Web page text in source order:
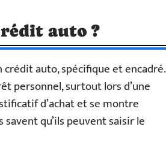
auto ?
auto, spécifique et encadré.
personnel, surtout lors d’une
d’achat et se montre
qu’ils peuvent saisir le